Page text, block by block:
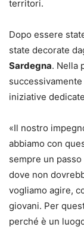
territori.
Dopo essere
state decorate
Sardegna. Nella
iniziative
«Il nostro
abbiamo con
sempre un
dove non
vogliamo agire,
giovani. Per
perché è un